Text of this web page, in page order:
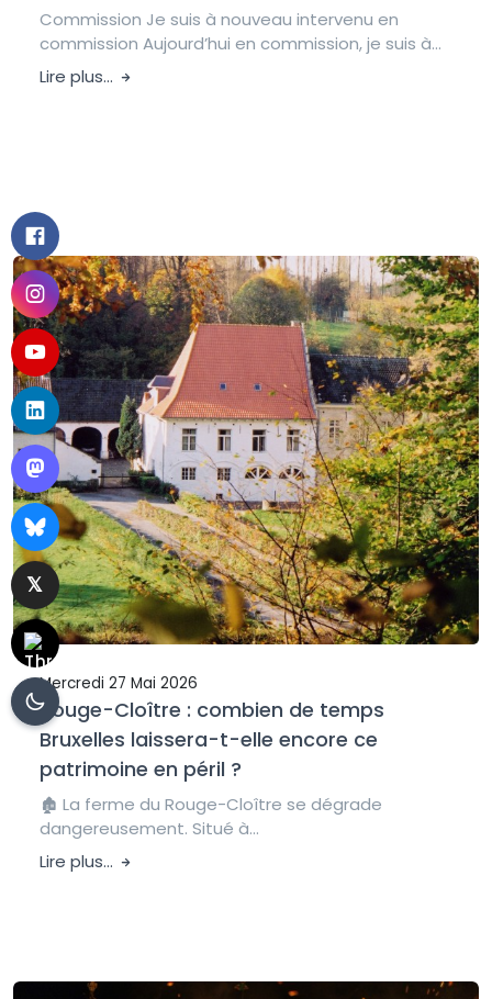
Commission Je suis à nouveau intervenu en
commission Aujourd’hui en commission, je suis à...
Lire plus...
Mercredi 27 Mai 2026
Rouge-Cloître : combien de temps
Bruxelles laissera-t-elle encore ce
patrimoine en péril ?
🏚️ La ferme du Rouge-Cloître se dégrade
dangereusement. Situé à...
Lire plus...